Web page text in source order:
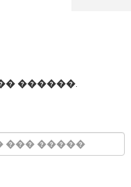
������.